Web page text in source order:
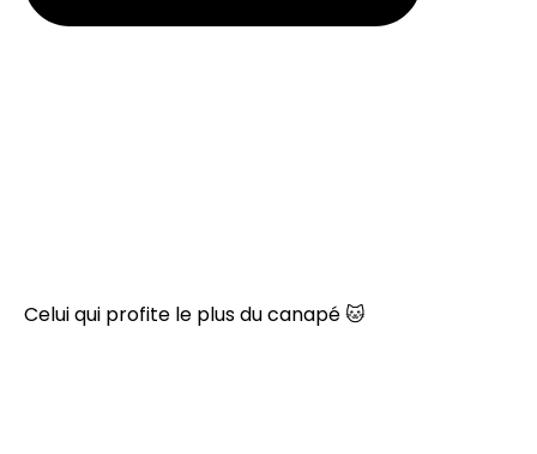
Celui qui profite le plus du canapé 🐱